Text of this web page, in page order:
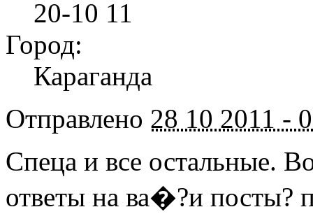
20-10 11
Город:
Караганда
Отправлено 28 10 2011 -
Спеца и все остальные.
ответы на ва�?и посты?